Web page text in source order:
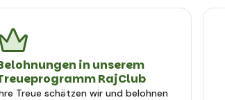
in unserem
RajClub
Treue schätzen wir und belohnen